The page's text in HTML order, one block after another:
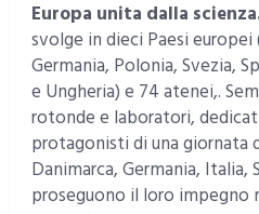
Europa unita dalla
svolge in dieci Paesi europei
Germania, Polonia, Svezia,
e Ungheria) e 74 atenei,.
rotonde e laboratori,
protagonisti di una giornata
Danimarca, Germania, Italia,
proseguono il loro impegno